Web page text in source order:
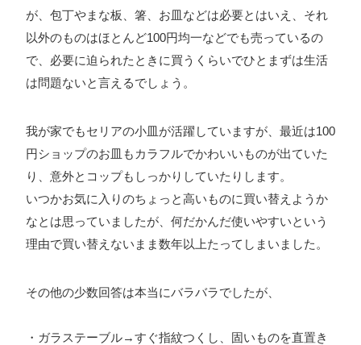
が、包丁やまな板、箸、お皿などは必要とはいえ、それ
以外のものはほとんど100円均一などでも売っているの
で、必要に迫られたときに買うくらいでひとまずは生活
は問題ないと言えるでしょう。
我が家でもセリアの小皿が活躍していますが、最近は100
円ショップのお皿もカラフルでかわいいものが出ていた
り、意外とコップもしっかりしていたりします。
いつかお気に入りのちょっと高いものに買い替えようか
なとは思っていましたが、何だかんだ使いやすいという
理由で買い替えないまま数年以上たってしまいました。
その他の少数回答は本当にバラバラでしたが、
・ガラステーブル→すぐ指紋つくし、固いものを直置き